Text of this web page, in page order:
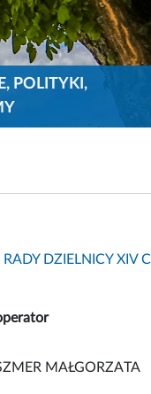
POLITYKI,
RADY DZIELNICY XIV
MAŁGORZATA